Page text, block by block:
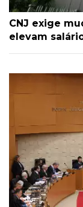
CNJ exige
elevam